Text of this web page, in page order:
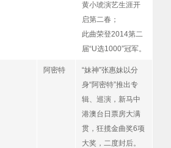
黄小琥演艺生涯开
启第二春；
此曲荣登2014第二
届“U选1000”冠军。
阿密特
“妹神”张惠妹以分
身“阿密特”推出专
辑、巡演，新马中
港澳台日票房大满
贯，狂揽金曲奖6项
大奖，二度封后。